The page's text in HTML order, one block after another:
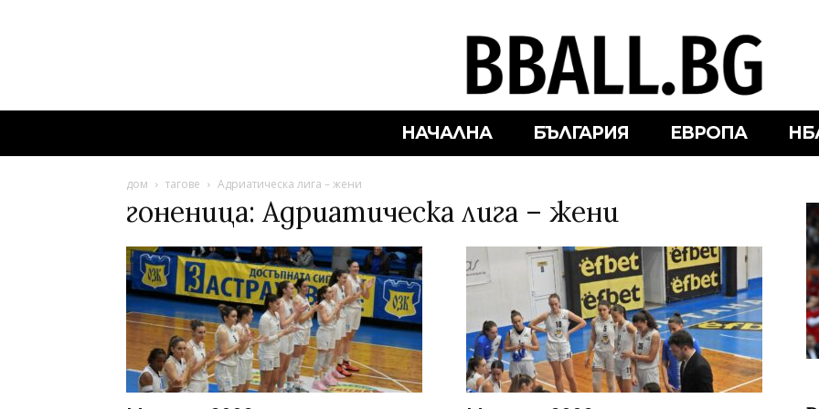
НАЧАЛНА БЪЛГАРИЯ ЕВРОПА
дом тагове Адриатическа лига – жени
гоненица: Адриатическа лига – жени